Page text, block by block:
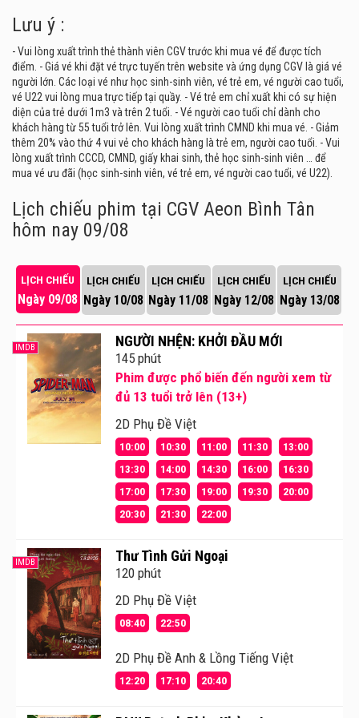
không chỉ được thưởng thức công nghệ chiếu phim
hiện đại tại CGV, mà còn có cơ hội tận hưởng những
dịch vụ đa dạng trong khu phức hợp TTTM Aeon Mall
Bình Tân như siêu thị Aeon, các gian hàng mỹ phẩm,
thời trang, nội thất, cùng các khu vực giải trí cực chất
như: Vuvuzela Beer Club, Phòng Karaoke gia đình,
khu vực vui chơi miễn phí cho trẻ em và khu ẩm thực
với hơn 30 nhà hàng, quán ăn.
Lưu ý :
- Vui lòng xuất trình thẻ thành viên CGV trước khi mua vé để được tích
điểm. - Giá vé khi đặt vé trực tuyến trên website và ứng dụng CGV là giá vé
người lớn. Các loại vé như học sinh-sinh viên, vé trẻ em, vé người cao tuổi,
vé U22 vui lòng mua trực tiếp tại quầy. - Vé trẻ em chỉ xuất khi có sự hiện
diện của trẻ dưới 1m3 và trên 2 tuổi. - Vé người cao tuổi chỉ dành cho
khách hàng từ 55 tuổi trở lên. Vui lòng xuất trình CMND khi mua vé. - Giảm
thêm 20% vào thứ 4 vui vẻ cho khách hàng là trẻ em, người cao tuổi. - Vui
lòng xuất trình CCCD, CMND, giấy khai sinh, thẻ học sinh-sinh viên … để
mua vé ưu đãi (học sinh-sinh viên, vé trẻ em, vé người cao tuổi, vé U22).
Lịch chiếu phim tại CGV Aeon Bình Tân
hôm nay 09/08
LỊCH CHIẾU
Ngày 09/08
LỊCH CHIẾU
Ngày 10/08
LỊCH CHIẾU
Ngày 11/08
LỊCH CHIẾU
Ngày 12/08
LỊCH CHIẾU
Ngày 13/08
IMDB NGƯỜI NHỆN: KHỞI ĐẦU MỚI
145 phút
Phim được phổ biến đến người xem từ
đủ 13 tuổi trở lên (13+)
2D Phụ Đề Việt
10:00 10:30 11:00 11:30
13:00
13:30
14:00 14:30 16:00
16:30
17:00
17:30 19:00 19:30
20:00
20:30
21:30 22:00
IMDB Thư Tình Gửi Ngoại
120 phút
2D Phụ Đề Việt
08:40 22:50
2D Phụ Đề Anh & Lồng Tiếng Việt
12:20 17:10 20:40